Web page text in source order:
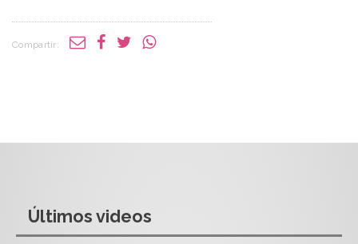
Compartir:
Últimos videos